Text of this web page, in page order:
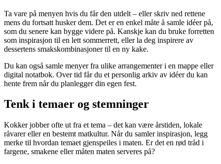
Ta vare på menyen hvis du får den utdelt – eller skriv ned rettene
mens du fortsatt husker dem. Det er en enkel måte å samle idéer på,
som du senere kan bygge videre på. Kanskje kan du bruke forretten
som inspirasjon til en lett sommerrett, eller la deg inspirere av
dessertens smakskombinasjoner til en ny kake.
Du kan også samle menyer fra ulike arrangementer i en mappe eller
digital notatbok. Over tid får du et personlig arkiv av idéer du kan
hente frem når du planlegger din egen fest.
Tenk i temaer og stemninger
Kokker jobber ofte ut fra et tema – det kan være årstiden, lokale
råvarer eller en bestemt matkultur. Når du samler inspirasjon, legg
merke til hvordan temaet gjenspeiles i maten. Er det en rød tråd i
fargene, smakene eller måten maten serveres på?